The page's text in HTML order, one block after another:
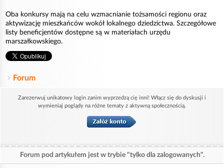
Oba konkursy mają na celu wzmacnianie tożsamości regionu oraz
aktywizację mieszkańców wokół lokalnego dziedzictwa. Szczegółowe
listy beneficjentów dostępne są w materiałach urzędu
marszałkowskiego.
Forum
Zarezerwuj unikatowy login zanim wyprzedzą cię inni! Włącz się do dyskusji i
wymieniaj poglądy na różne tematy z aktywną społecznością.
Forum pod artykułem jest w trybie "tylko dla zalogowanych".